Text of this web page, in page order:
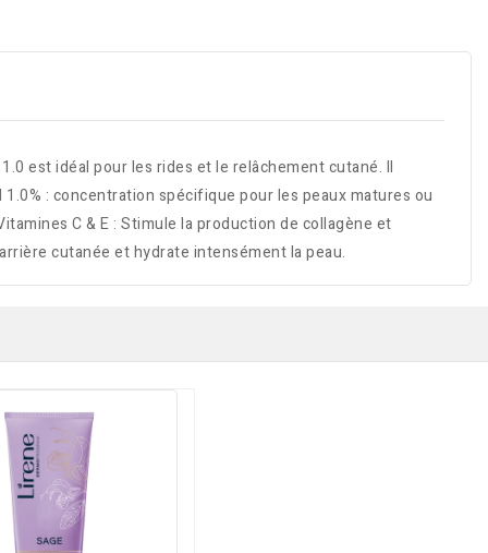
est idéal pour les rides et le relâchement cutané. Il
: concentration spécifique pour les peaux matures ou
C & E : Stimule la production de collagène et
cutanée et hydrate intensément la peau.